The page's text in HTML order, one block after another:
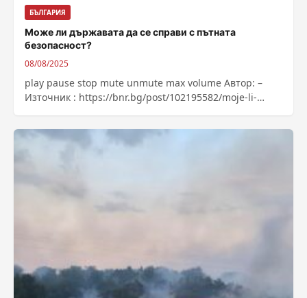
БЪЛГАРИЯ
Може ли държавата да се справи с пътната
безопасност?
08/08/2025
play pause stop mute unmute max volume Автор: –
Източник : https://bnr.bg/post/102195582/moje-li-